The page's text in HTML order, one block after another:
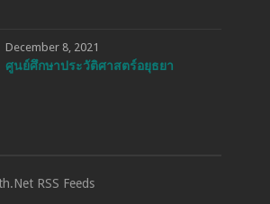
December 8, 2021
ศูนย์ศึกษาประวัติศาสตร์อยุธยา
RSS Feeds